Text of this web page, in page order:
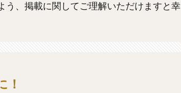
う、掲載に関してご理解いただけますと幸
！